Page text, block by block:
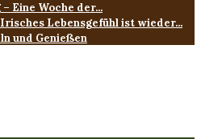
Eine Woche der...
Lebensgefühl ist wieder...
und Genießen